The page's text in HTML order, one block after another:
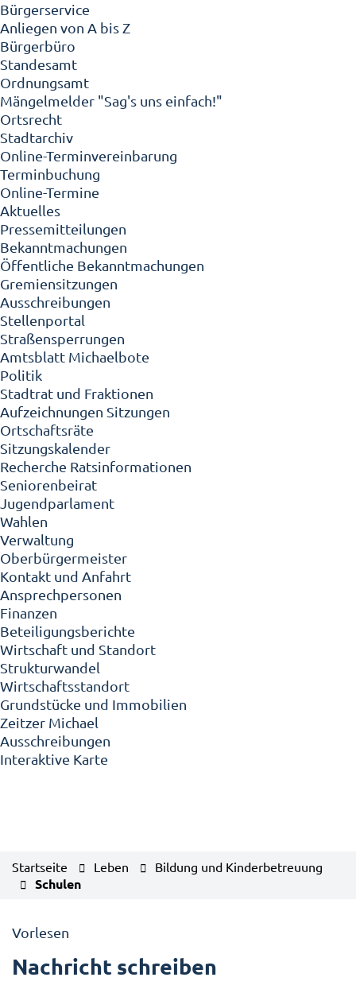
Bürgerservice
Anliegen von A bis Z
Bürgerbüro
Standesamt
Ordnungsamt
Mängelmelder "Sag's uns einfach!"
Ortsrecht
Stadtarchiv
Online-Terminvereinbarung
Terminbuchung
Online-Termine
Aktuelles
Pressemitteilungen
Bekanntmachungen
Öffentliche Bekanntmachungen
Gremiensitzungen
Ausschreibungen
Stellenportal
Straßensperrungen
Amtsblatt Michaelbote
Politik
Stadtrat und Fraktionen
Aufzeichnungen Sitzungen
Ortschaftsräte
Sitzungskalender
Recherche Ratsinformationen
Seniorenbeirat
Jugendparlament
Wahlen
Verwaltung
Oberbürgermeister
Kontakt und Anfahrt
Ansprechpersonen
Finanzen
Beteiligungsberichte
Wirtschaft und Standort
Strukturwandel
Wirtschaftsstandort
Grundstücke und Immobilien
Zeitzer Michael
Ausschreibungen
Interaktive Karte
Startseite Leben Bildung und Kinderbetreuung
Schulen
Vorlesen
Nachricht schreiben